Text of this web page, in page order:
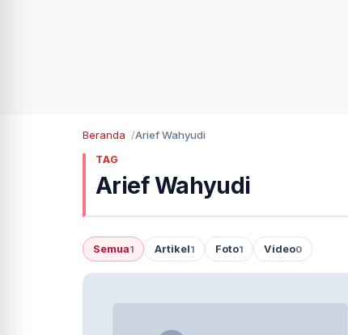
Beranda Arief Wahyudi
TAG
Arief Wahyudi
Semua1 Artikel1 Foto1 Video0